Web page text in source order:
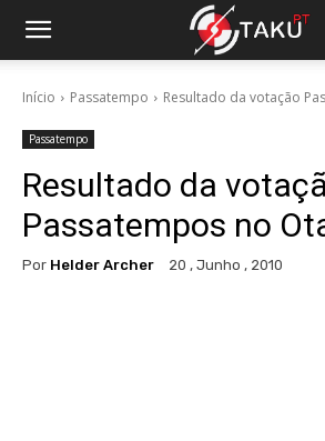
Início Passatempo Resultado da votação
Passatempo
Resultado da
Passatempos no
Por Helder Archer 20 , Junho , 2010